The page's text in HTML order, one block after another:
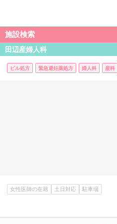
施設検索
田辺産婦人科
ピル処方 緊急避妊薬処方 婦人科 産科
女性医師の在籍 土日対応 駐車場